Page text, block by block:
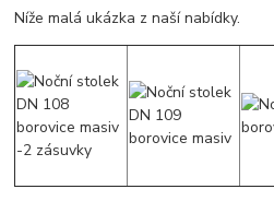
Níže malá ukázka z naší nabídky.